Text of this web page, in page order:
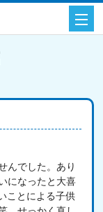
んでした。あり
になったと大喜
ことによる子供